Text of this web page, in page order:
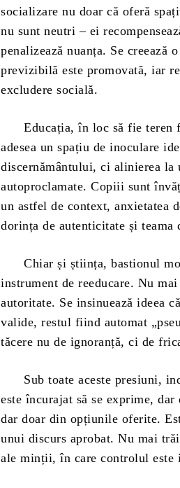
socializare nu doar că oferă
nu sunt neutri – ei
penalizează nuanța. Se creează
previzibilă este promovată, iar
excludere socială.
Educația, în loc să fie teren
adesea un spațiu de inoculare
discernământului, ci alinierea
autoproclamate. Copiii sunt
un astfel de context, anxietatea
dorința de autenticitate și teama
Chiar și știința, bastionul
instrument de reeducare. Nu
autoritate. Se insinuează ideea
valide, restul fiind automat
tăcere nu de ignoranță, ci de
Sub toate aceste presiuni,
este încurajat să se exprime,
dar doar din opțiunile oferite.
unui discurs aprobat. Nu mai
ale minții, în care controlul este